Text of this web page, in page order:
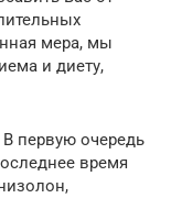
мера, мы
и диету,
первую очередь
время